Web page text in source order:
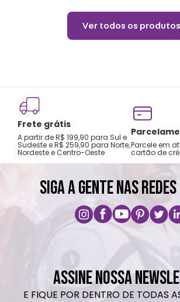
Ver todos os produtos
Frete grátis
A partir de R$ 199,90 para Sul e
Sudeste e R$ 259,90 para Norte,
Nordeste e Centro-Oeste
Parcele em
cartão de
SIGA A GENTE NAS
ASSINE NOSSA
E FIQUE POR DENTRO DE TODAS